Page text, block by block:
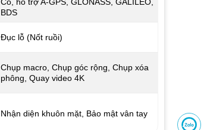
Có, hỗ trợ A-GPS, GLONASS, GALILEO,
BDS
Đục lỗ (Nốt ruồi)
Chụp macro, Chụp góc rộng, Chụp xóa
phông, Quay video 4K
Nhận diện khuôn mặt, Bảo mật vân tay